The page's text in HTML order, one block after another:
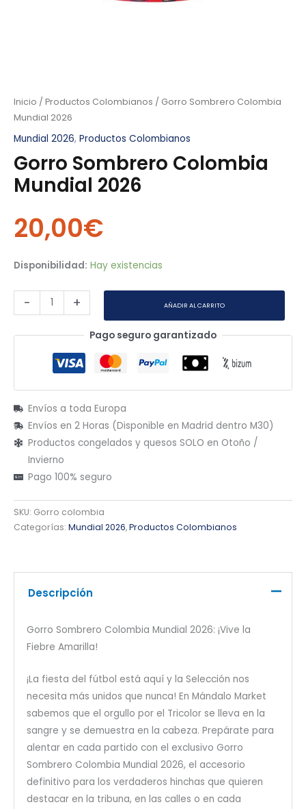
Inicio / Productos Colombianos / Gorro Sombrero Colombia
Mundial 2026
Mundial 2026, Productos Colombianos
Gorro Sombrero Colombia
Mundial 2026
20,00€
Disponibilidad: Hay existencias
- + AÑADIR AL CARRITO
Pago seguro garantizado
Envíos a toda Europa
Envíos en 2 Horas (Disponible en Madrid dentro M30)
Productos congelados y quesos SOLO en Otoño /
Invierno
Pago 100% seguro
SKU: Gorro colombia
Categorías: Mundial 2026,Productos Colombianos
Descripción
Gorro Sombrero Colombia Mundial 2026: ¡Vive la
Fiebre Amarilla!
¡La fiesta del fútbol está aquí y la Selección nos
necesita más unidos que nunca! En Mándalo Market
sabemos que el orgullo por el Tricolor se lleva en la
sangre y se demuestra en la cabeza. Prepárate para
alentar en cada partido con el exclusivo Gorro
Sombrero Colombia Mundial 2026, el accesorio
definitivo para los verdaderos hinchas que quieren
destacar en la tribuna, en las calles o en cada